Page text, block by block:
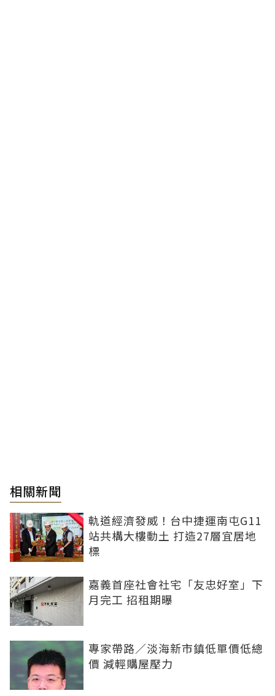
相關新聞
軌道經濟發威！台中捷運南屯G11
站共構大樓動土 打造27層宜居地
標
嘉義首座社會社宅「友忠好室」下
月完工 招租期曝
專家帶路／淡海新市鎮低單價低總
價 減輕購屋壓力